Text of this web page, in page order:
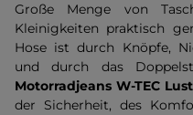
Große Menge von
Kleinigkeiten praktisch
Hose ist durch Knöpfe,
und durch das
Motorradjeans W-TEC
der Sicherheit, des